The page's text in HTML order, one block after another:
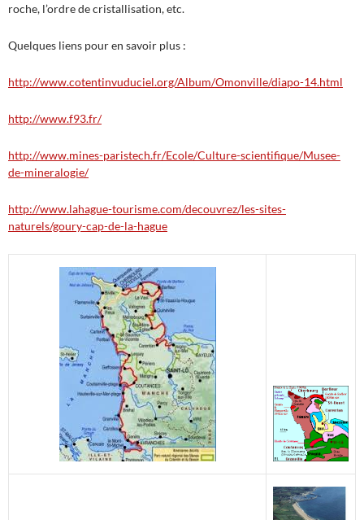
roche, l’ordre de cristallisation, etc.
Quelques liens pour en savoir plus :
http://www.cotentinvuduciel.org/Album/Omonville/diapo-14.html
http://www.f93.fr/
http://www.mines-paristech.fr/Ecole/Culture-scientifique/Musee-
de-mineralogie/
http://www.lahague-tourisme.com/decouvrez/les-sites-
naturels/goury-cap-de-la-hague